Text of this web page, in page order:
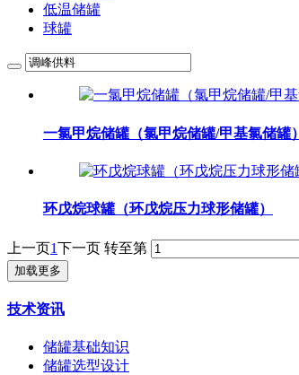
低温储罐
球罐
一氯甲烷储罐（氯甲烷储罐/甲基氯储罐）
环戊烷球罐（环戊烷压力球形储罐）
上一页1下一页 转至第
加载更多
技术资讯
储罐基础知识
储罐选型设计